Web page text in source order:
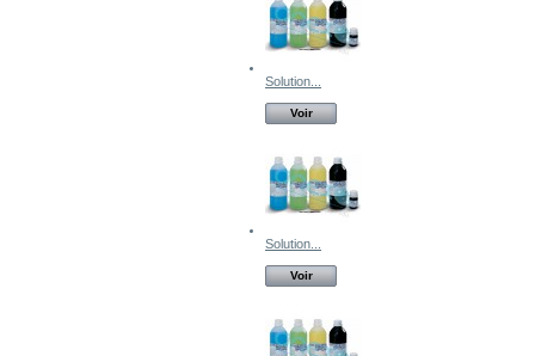
Solution...
Voir
Solution...
Voir